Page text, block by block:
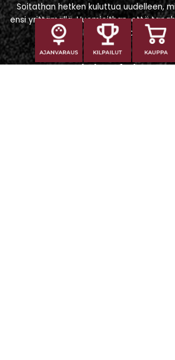
Soitathan hetken kuluttua uudelleen,
ensi yrittämällä. Huomioithan, että
vaikeampi tavoittaa
Iitti Golf